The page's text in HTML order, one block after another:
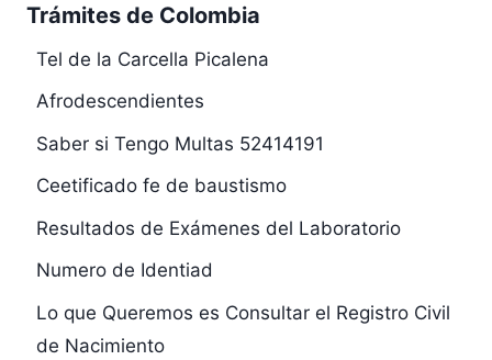
Trámites de Colombia
Tel de la Carcella Picalena
Afrodescendientes
Saber si Tengo Multas 52414191
Ceetificado fe de baustismo
Resultados de Exámenes del Laboratorio
Numero de Identiad
Lo que Queremos es Consultar el Registro Civil
de Nacimiento